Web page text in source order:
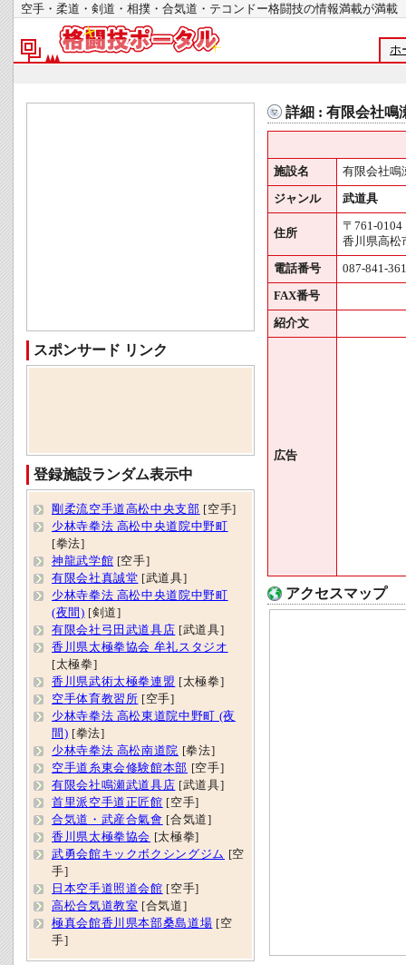
空手・柔道・剣道・相撲・合気道・テコンドー格闘技の情報満載が
ホ
詳細 : 有限会社鳴
施設名 有限会社鳴
ジャンル 武道具
住所
〒761-0104
香川県高松
電話番号 087-841-
FAX番号
紹介文
広告
アクセスマップ
スポンサード リンク
登録施設ランダム表示中
剛柔流空手道高松中央支部 [空手]
少林寺拳法 高松中央道院中野町
[拳法]
神龍武学館 [空手]
有限会社真誠堂 [武道具]
少林寺拳法 高松中央道院中野町
(夜間) [剣道]
有限会社弓田武道具店 [武道具]
香川県太極拳協会 牟礼スタジオ
[太極拳]
香川県武術太極拳連盟 [太極拳]
空手体育教習所 [空手]
少林寺拳法 高松東道院中野町 (夜
間) [拳法]
少林寺拳法 高松南道院 [拳法]
空手道糸東会修験館本部 [空手]
有限会社鳴瀬武道具店 [武道具]
首里派空手道正匠館 [空手]
合気道・武産合氣會 [合気道]
香川県太極拳協会 [太極拳]
武勇会館キックボクシングジム [空
手]
日本空手道照道会館 [空手]
高松合気道教室 [合気道]
極真会館香川県本部桑島道場 [空
手]